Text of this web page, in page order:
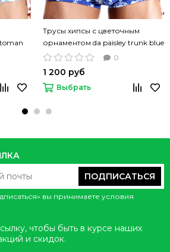
Трусы хипсы с цветочным
орнаментом da paisley trunk blue
0
1 200 руб
Выбрать
ПОДПИСАТЬСЯ
вы принимаете условия
чтобы быть в курсе наших
и скидок.